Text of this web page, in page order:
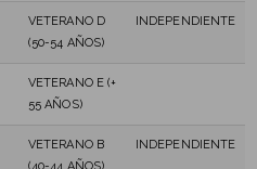
VETERANO D
(50-54 AÑOS)
INDEPENDIENTE
VETERANO E (+
55 AÑOS)
VETERANO B
INDEPENDIENTE